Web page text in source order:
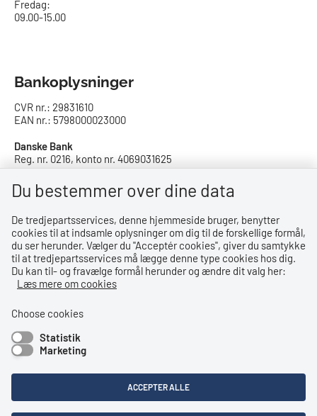
Fredag:
09.00-15.00
Bankoplysninger
CVR nr.: 29831610
EAN nr.: 5798000023000
Danske Bank
Reg. nr. 0216, konto nr. 4069031625
IBAN: DK8402164069031625
SWIFT: DABADKKK
Privatlivspolitik
Privatlivspolitik
Tilgængelighedserklæring
Bemærk!
Dette indhold kræver cookies for at blive vist korrekt.
LÆS MERE OM COOKIES
Du bestemmer over dine data
De tredjepartsservices, denne hjemmeside bruger, benytter
cookies til at indsamle oplysninger om dig til de forskellige formål,
du ser herunder. Vælger du ''Acceptér cookies'', giver du samtykke
til at tredjepartsservices må lægge denne type cookies hos dig.
Du kan til- og fravælge formål herunder og ændre dit valg her:
Læs mere om cookies
Choose cookies
Statistik
Marketing
ACCEPTER ALLE